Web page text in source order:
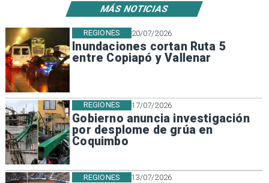
MÁS NOTICIAS
20/07/2026
Inundaciones cortan Ruta 5
entre Copiapó y Vallenar
REGIONES
17/07/2026
Gobierno anuncia investigación
por desplome de grúa en
Coquimbo
REGIONES
13/07/2026
REGIONES